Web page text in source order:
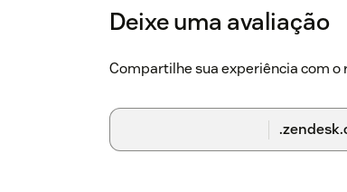
Deixe uma avaliação
Compartilhe sua experiência com